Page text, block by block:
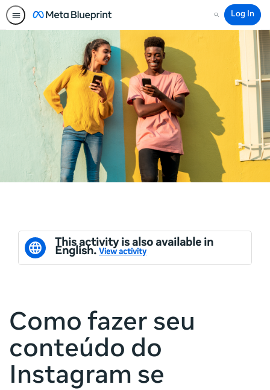
Search
Log In
This activity is also available in
English. View activity
Como fazer seu
conteúdo do
Instagram se